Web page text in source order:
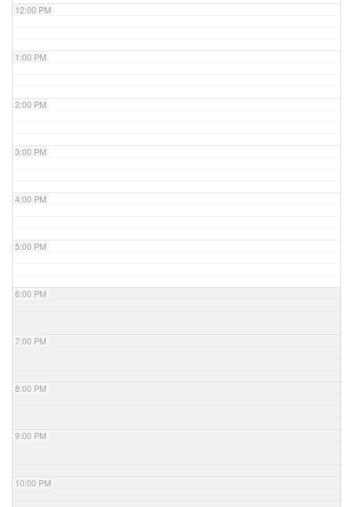
12:00 PM
1:00 PM
2:00 PM
3:00 PM
4:00 PM
5:00 PM
6:00 PM
7:00 PM
8:00 PM
9:00 PM
10:00 PM